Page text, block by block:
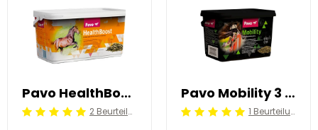
Pavo HealthBoost 8 kg
Beoordeling: 5/5 2 Beurteilung
Pavo Mobility 3 kg
Beoordeling: 5/5 1 Beurteilung